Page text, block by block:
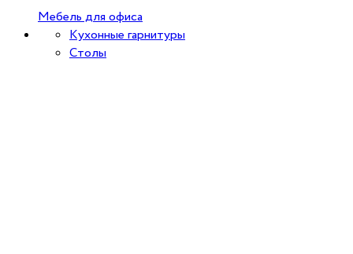
Мебель для офиса
Кухонные гарнитуры
Столы